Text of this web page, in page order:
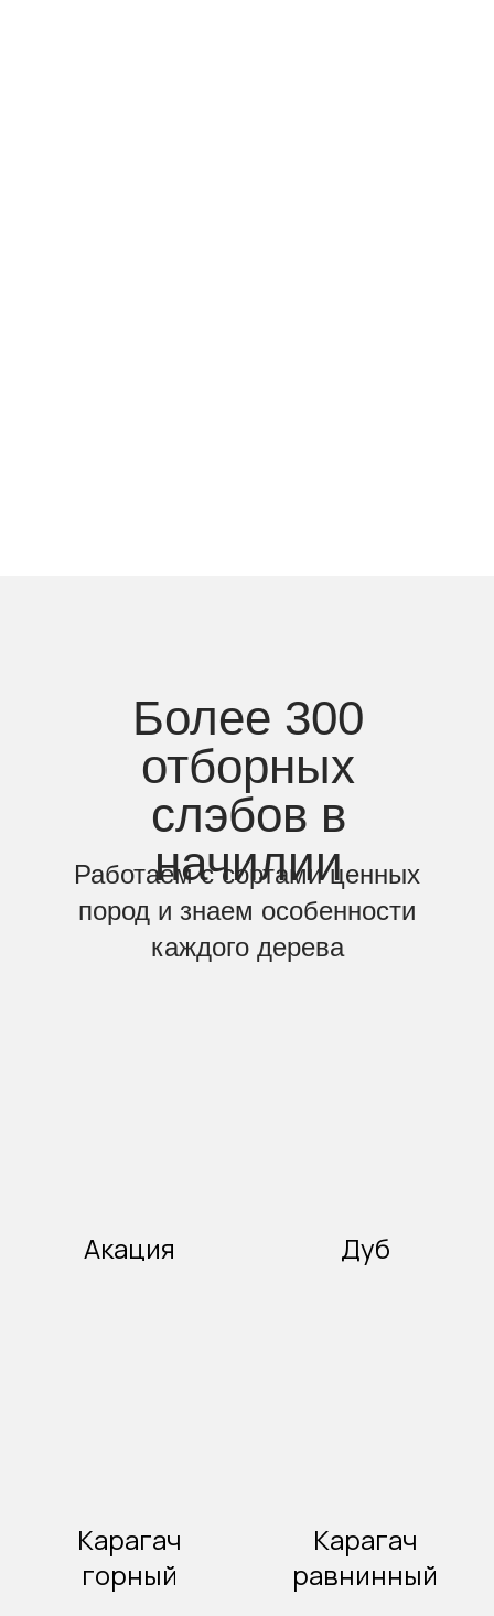
Более 300
отборных
слэбов в
начилии
Работаем с сортами ценных
пород и знаем особенности
каждого дерева
Акация Дуб
Карагач
горный
Карагач
равнинный